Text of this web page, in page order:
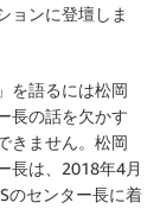
ョンに登壇しま
を語るには松岡
長の話を欠かす
きません。松岡
長は、2018年4月
のセンター長に着